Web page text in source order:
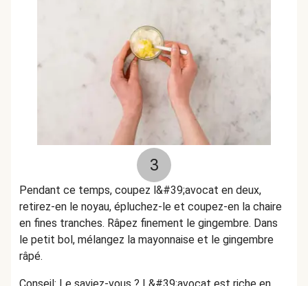
3
Pendant ce temps, coupez l&#39;avocat en deux,
retirez-en le noyau, épluchez-le et coupez-en la chaire
en fines tranches. Râpez finement le gingembre. Dans
le petit bol, mélangez la mayonnaise et le gingembre
râpé.